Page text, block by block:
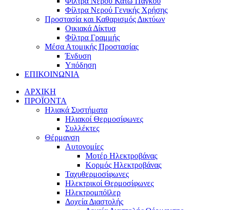
Φίλτρα Νερού Γενικής Χρήσης
Προστασία και Καθαρισμός Δικτύων
Οικιακά Δίκτυα
Φίλτρα Γραμμής
Μέσα Ατομικής Προστασίας
Ένδυση
Υπόδηση
ΕΠΙΚΟΙΝΩΝΙΑ
ΑΡΧΙΚΗ
ΠΡΟΪΟΝΤΑ
Ηλιακά Συστήματα
Ηλιακοί Θερμοσίφωνες
Συλλέκτες
Θέρμανση
Αυτονομίες
Μοτέρ Ηλεκτροβάνας
Κορμός Ηλεκτροβάνας
Ταχυθερμοσίφωνες
Ηλεκτρικοί Θερμοσίφωνες
Ηλεκτρομπόϊλερ
Δοχεία Διαστολής